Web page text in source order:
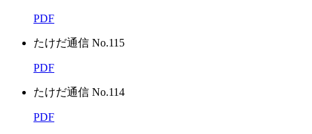
PDF
たけだ通信 No.115
PDF
たけだ通信 No.114
PDF